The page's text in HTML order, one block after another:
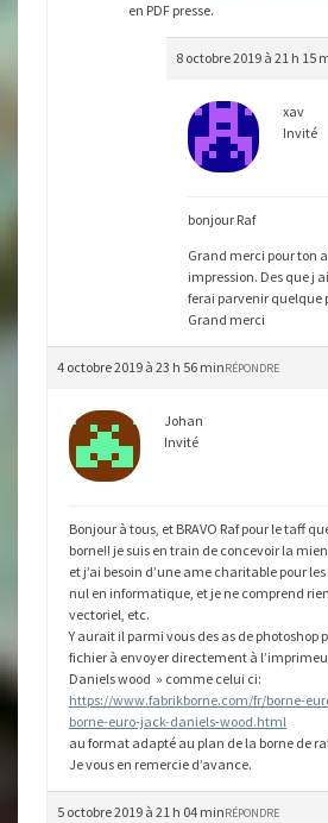
en PDF presse.
8 octobre 2019 à 21 h 15
xav
Invité
bonjour Raf
Grand merci pour ton
impression. Des que j
ferai parvenir quelque
Grand merci
4 octobre 2019 à 23 h 56 minRÉPONDRE
Johan
Invité
Bonjour à tous, et BRAVO Raf pour le taff
borne!! je suis en train de concevoir la
et j’ai besoin d’une ame charitable pour
nul en informatique, et je ne comprend
vectoriel, etc.
Y aurait il parmi vous des as de photoshop
fichier à envoyer directement à
Daniels wood » comme celui ci:
https://www.fabrikborne.com/fr/borne-
borne-euro-jack-daniels-wood.html
au format adapté au plan de la borne de
Je vous en remercie d’avance.
5 octobre 2019 à 21 h 04 minRÉPONDRE